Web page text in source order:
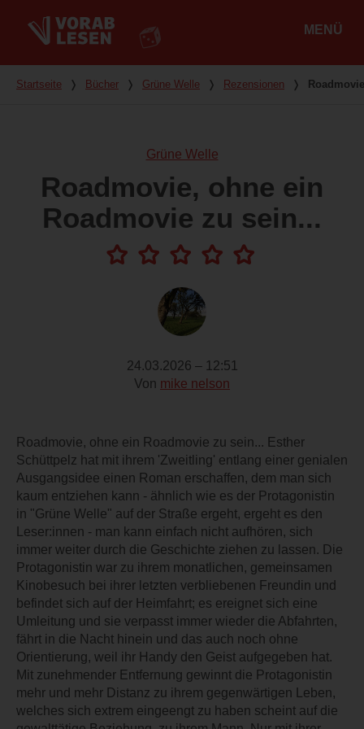
MENÜ
Du bist hier
Startseite ❭ Bücher ❭ Grüne Welle ❭ Rezensionen ❭
Grüne Welle
Roadmovie, ohne ein
Roadmovie zu sein...
24.03.2026 – 12:51
Von mike nelson
Roadmovie, ohne ein Roadmovie zu sein... Esther
Schüttpelz hat mit ihrem 'Zweitling' entlang einer genialen
Ausgangsidee einen Roman erschaffen, dem man sich
kaum entziehen kann - ähnlich wie es der Protagonistin
in "Grüne Welle" auf der Straße ergeht, ergeht es den
Leser:innen - man kann einfach nicht aufhören, sich
immer weiter durch die Geschichte ziehen zu lassen. Die
Protagonistin war zu ihrem monatlichen, gemeinsamen
Kinobesuch bei ihrer letzten verbliebenen Freundin und
befindet sich auf der Heimfahrt; es ereignet sich eine
Umleitung und sie verpasst immer wieder die Abfahrten,
fährt in die Nacht hinein und das auch noch ohne
Orientierung, weil ihr Handy den Geist aufgegeben hat.
Mit zunehmender Entfernung gewinnt die Protagonistin
mehr und mehr Distanz zu ihrem gegenwärtigen Leben,
welches sich extrem eingeengt zu haben scheint auf die